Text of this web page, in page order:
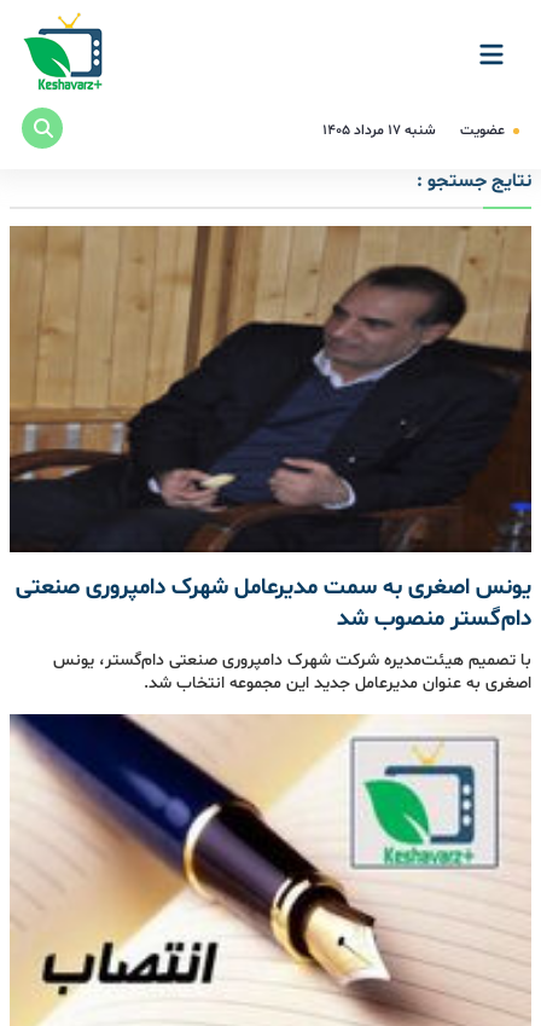
عضویت شنبه ۱۷ مرداد ۱۴۰۵
نتایج جستجو :
یونس اصغری به سمت مدیرعامل شهرک دامپروری صنعتی
دام‌گستر منصوب شد
با تصمیم هیئت‌مدیره شرکت شهرک دامپروری صنعتی دام‌گستر، یونس
اصغری به عنوان مدیرعامل جدید این مجموعه انتخاب شد.